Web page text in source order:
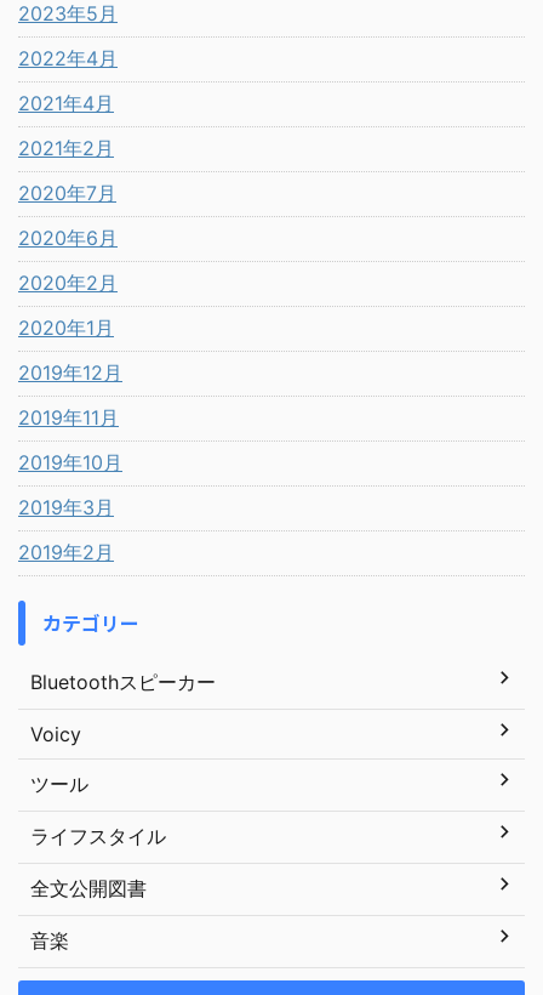
2023年5月
2022年4月
2021年4月
2021年2月
2020年7月
2020年6月
2020年2月
2020年1月
2019年12月
2019年11月
2019年10月
2019年3月
2019年2月
カテゴリー
Bluetoothスピーカー
Voicy
ツール
ライフスタイル
全文公開図書
音楽